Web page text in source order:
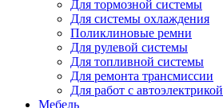
Для тормозной системы
Для системы охлаждения
Поликлиновые ремни
Для рулевой системы
Для топливной системы
Для ремонта трансмиссии
Для работ с автоэлектрикой
Мебель